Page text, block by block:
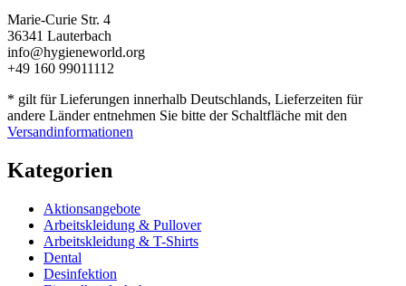
Marie-Curie Str. 4
36341 Lauterbach
info@hygieneworld.org
+49 160 99011112
* gilt für Lieferungen innerhalb Deutschlands, Lieferzeiten für
andere Länder entnehmen Sie bitte der Schaltfläche mit den
Versandinformationen
Kategorien
Aktionsangebote
Arbeitskleidung & Pullover
Arbeitskleidung & T-Shirts
Dental
Desinfektion